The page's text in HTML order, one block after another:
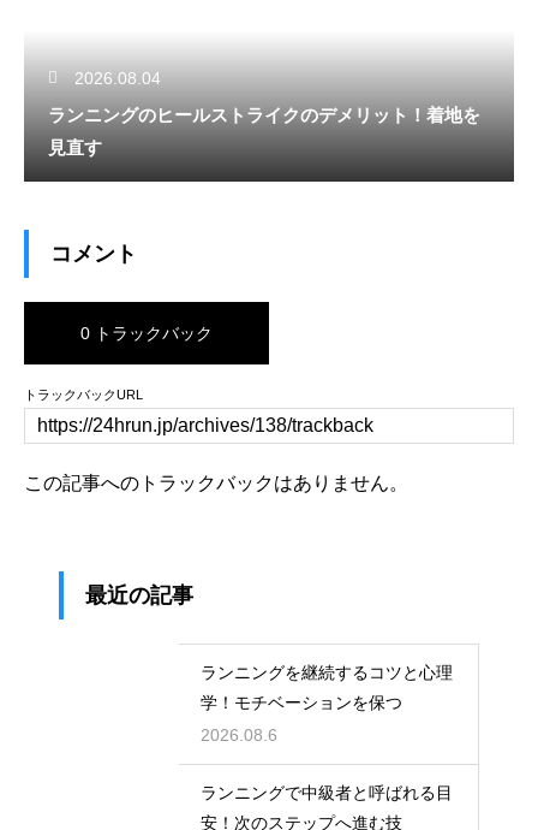
2026.08.04
ランニングのヒールストライクのデメリット！着地を
見直す
コメント
0 トラックバック
トラックバックURL
この記事へのトラックバックはありません。
最近の記事
ランニングを継続するコツと心理
学！モチベーションを保つ
2026.08.6
ランニングで中級者と呼ばれる目
安！次のステップへ進む技